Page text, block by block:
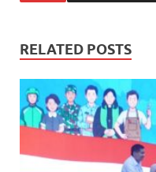
RELATED POSTS